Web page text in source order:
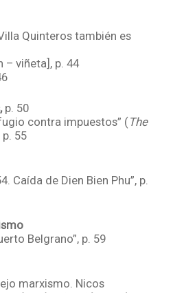
Quinteros también es
– viñeta], p. 44
p. 50
contra impuestos” (The
p. 55
Caída de Dien Bien Phu”, p.
Belgrano”, p. 59
marxismo. Nicos